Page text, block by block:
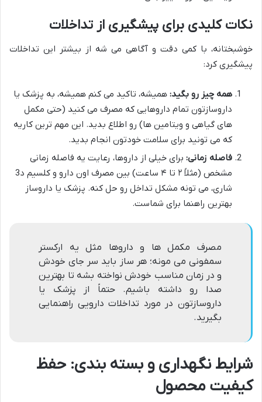
نکات کلیدی برای پیشگیری از تداخلات
خوشبختانه، با کمی دقت و آگاهی می شه از بیشتر این تداخلات
پیشگیری کرد:
همه چیز رو بگید: همیشه، تاکید می کنم همیشه، به پزشک یا
داروسازتون تمام داروهایی که مصرف می کنید (حتی مکمل
های گیاهی و ویتامین ها) رو اطلاع بدید. این مهم ترین کاریه
که می تونید برای سلامت خودتون انجام بدید.
فاصله زمانی: برای خیلی از داروها، رعایت یه فاصله زمانی
مشخص (مثلاً ۲ تا ۴ ساعت) بین مصرف اون دارو و کلسیم د3
شاری، می تونه مشکل تداخل رو حل کنه. پزشک یا داروساز
بهترین راهنما برای شماست.
مصرف مکمل ها و داروها مثل یه ارکستر
سمفونی می مونه؛ هر ساز باید سر جای خودش
و در زمان مناسب خودش نواخته بشه تا بهترین
صدا رو داشته باشیم. حتماً از پزشک یا
داروسازتون در مورد تداخلات دارویی راهنمایی
بگیرید.
شرایط نگهداری و بسته بندی: حفظ
کیفیت محصول